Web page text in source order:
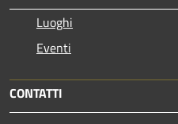
Luoghi
Eventi
CONTATTI